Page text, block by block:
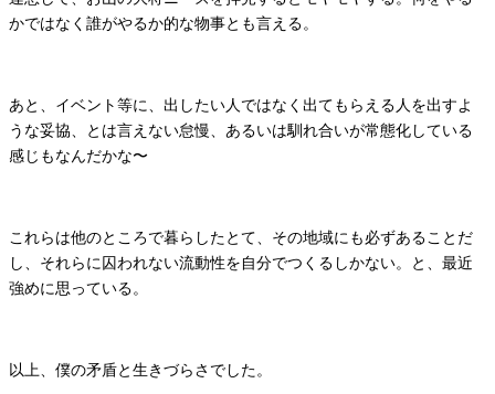
かではなく誰がやるか的な物事とも言える。
あと、イベント等に、出したい人ではなく出てもらえる人を出すよ
うな妥協、とは言えない怠慢、あるいは馴れ合いが常態化している
感じもなんだかな〜
これらは他のところで暮らしたとて、その地域にも必ずあることだ
し、それらに囚われない流動性を自分でつくるしかない。と、最近
強めに思っている。
以上、僕の矛盾と生きづらさでした。